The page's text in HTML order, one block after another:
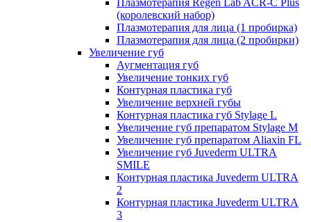
Плазмотерапия Regen Lab ACR-C Plus
(королевский набор)
Плазмотерапия для лица (1 пробирка)
Плазмотерапия для лица (2 пробирки)
Увеличение губ
Аугментация губ
Увеличение тонких губ
Контурная пластика губ
Увеличение верхней губы
Контурная пластика губ Stylage L
Увеличение губ препаратом Stylage M
Увеличение губ препаратом Aliaxin FL
Увеличение губ Juvederm ULTRA
SMILE
Контурная пластика Juvederm ULTRA
2
Контурная пластика Juvederm ULTRA
3